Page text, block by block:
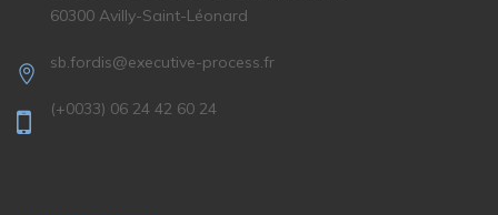
60300 Avilly-Saint-Léonard
sb.fordis@executive-process.fr
(+0033) 06 24 42 60 24